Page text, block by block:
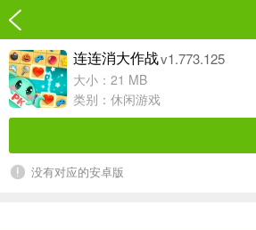
连连消大作战v1.773.125
大小：21 MB
类别： 休闲游戏
没有对应的安卓版